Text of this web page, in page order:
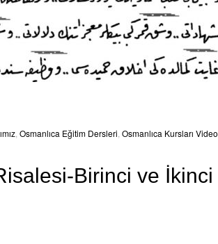
Osmanlıca Eğitim Dersleri Osmanlıca Kursları Video
Birinci ve İkinci